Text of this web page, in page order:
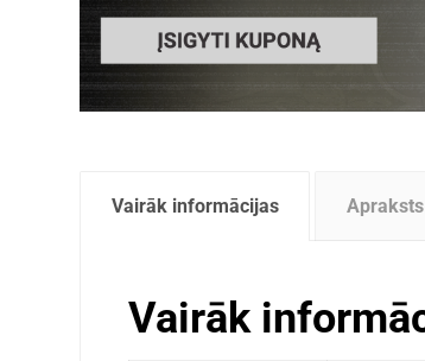
Vairāk informācijas Apraksts
Vairāk